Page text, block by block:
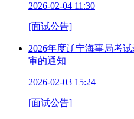
2026-02-04 11:30
[面试公告]
2026年度辽宁海事局考
审的通知
2026-02-03 15:24
[面试公告]